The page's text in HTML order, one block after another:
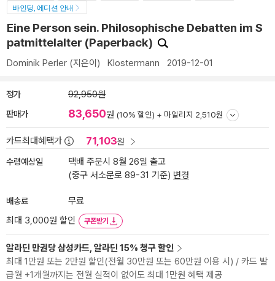
바인딩, 에디션 안내
Eine Person sein. Philosophische Debatten im S
patmittelalter (Paperback)
Dominik Perler (지은이) Klostermann 2019-12-01
정가 92,950원
판매가 83,650원 (10% 할인) + 마일리지 2,510원
카드최대혜택가 71,103원
수령예상일
택배 주문시 8월 26일 출고
(중구 서소문로 89-31 기준) 변경
배송료
무료
최대 3,000원 할인
쿠폰받기
알라딘 만권당 삼성카드, 알라딘 15% 청구 할인
최대 1만원 또는 2만원 할인(전월 30만원 또는 60만원 이용 시) / 카드 발
급월 +1개월까지는 전월 실적이 없어도 최대 1만원 혜택 제공